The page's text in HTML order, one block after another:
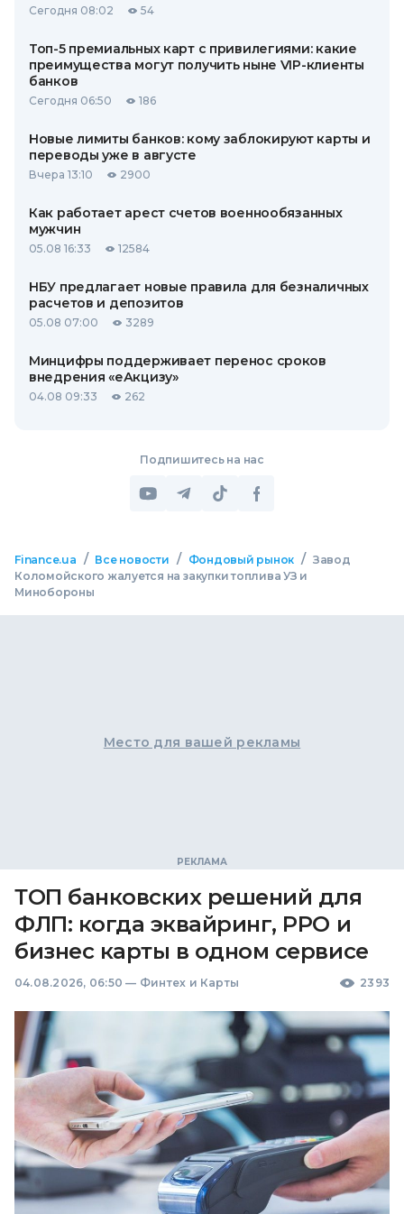
Сегодня 08:02 54
Топ-5 премиальных карт с привилегиями: какие
преимущества могут получить ныне VIP-клиенты
банков
Сегодня 06:50 186
Новые лимиты банков: кому заблокируют карты и
переводы уже в августе
Вчера 13:10 2900
Как работает арест счетов военнообязанных
мужчин
05.08 16:33 12584
НБУ предлагает новые правила для безналичных
расчетов и депозитов
05.08 07:00 3289
Минцифры поддерживает перенос сроков
внедрения «еАкцизу»
04.08 09:33 262
Подпишитесь на нас
Finance.ua / Все новости / Фондовый рынок / Завод
Коломойского жалуется на закупки топлива УЗ и
Минобороны
Место для вашей рекламы
ТОП банковских решений для
ФЛП: когда эквайринг, РРО и
бизнес карты в одном сервисе
04.08.2026, 06:50 — Финтех и Карты 2393